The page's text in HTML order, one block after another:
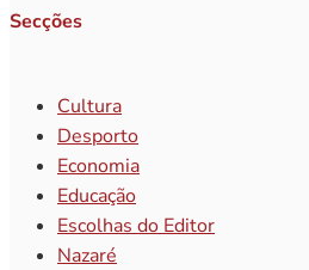
Secções
Cultura
Desporto
Economia
Educação
Escolhas do Editor
Nazaré